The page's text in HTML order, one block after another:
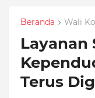
Beranda Wali
Layanan
Terus